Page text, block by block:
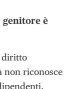
genitore è
diritto
non riconosce